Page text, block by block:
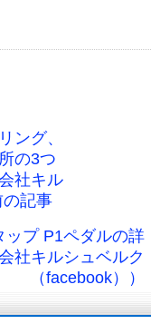
ング、
の3つ
社キル
記事
プ P1ペダルの詳
社キルシュベルク
（facebook））